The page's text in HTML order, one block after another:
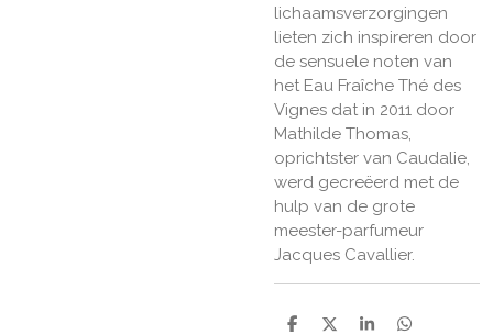
lichaamsverzorgingen
lieten zich inspireren door
de sensuele noten van
het Eau Fraîche Thé des
Vignes dat in 2011 door
Mathilde Thomas,
oprichtster van Caudalie,
werd gecreëerd met de
hulp van de grote
meester-parfumeur
Jacques Cavallier.
D D S D